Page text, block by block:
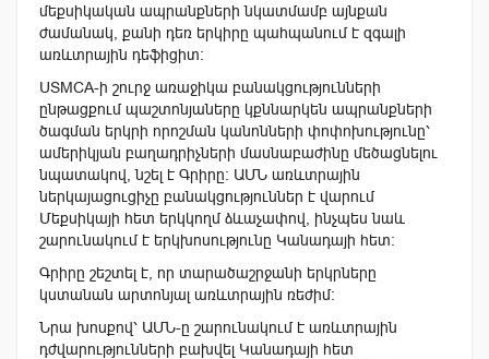
մեքսիկական ապրանքների նկատմամբ այնքան
ժամանակ, քանի դեռ երկիրը պահպանում է զգալի
առևտրային դեֆիցիտ։
USMCA-ի շուրջ առաջիկա բանակցությունների
ընթացքում պաշտոնյաները կքննարկեն ապրանքների
ծագման երկրի որոշման կանոնների փոփոխությունը՝
ամերիկյան բաղադրիչների մասնաբաժինը մեծացնելու
նպատակով, նշել է Գրիրը։ ԱՄՆ առևտրային
ներկայացուցիչը բանակցություններ է վարում
Մեքսիկայի հետ երկկողմ ձևաչափով, ինչպես նաև
շարունակում է երկխոսությունը Կանադայի հետ։
Գրիրը շեշտել է, որ տարածաշրջանի երկրները
կստանան արտոնյալ առևտրային ռեժիմ։
Նրա խոսքով՝ ԱՄՆ-ը շարունակում է առևտրային
դժվարությունների բախվել Կանադայի հետ